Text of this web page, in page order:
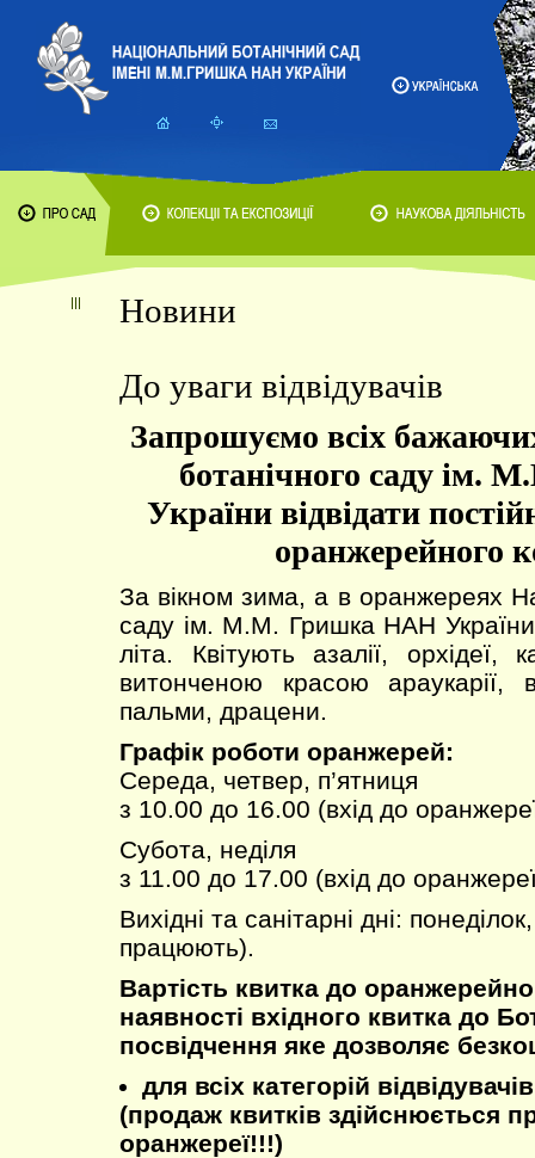
Новини
До уваги відвідувачів
Запрошуємо всіх
ботанічного саду
України відвідати
оранжерейного
За вікном зима, а в оранжереях
саду ім. М.М. Гришка НАН
літа. Квітують азалії, орхідеї,
витонченою красою араукарії,
пальми, драцени.
Графік роботи оранжерей:
Середа, четвер, п’ятниця
з 10.00 до 16.00 (вхід до
Субота, неділя
з 11.00 до 17.00 (вхід до
Вихідні та санітарні дні:
працюють).
Вартість квитка до
наявності вхідного квитка до
посвідчення яке дозволяє
для всіх категорій
(продаж квитків здійснюється
оранжереї!!!)